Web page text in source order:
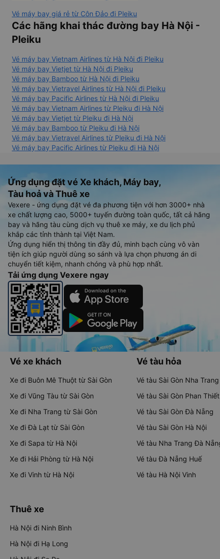
Vé máy bay giá rẻ từ Côn Đảo đi Pleiku
Các hãng khai thác đường bay Hà Nội -
Pleiku
Vé máy bay Vietnam Airlines từ Hà Nội đi Pleiku
Vé máy bay Vietjet từ Hà Nội đi Pleiku
Vé máy bay Bamboo từ Hà Nội đi Pleiku
Vé máy bay Vietravel Airlines từ Hà Nội đi Pleiku
Vé máy bay Pacific Airlines từ Hà Nội đi Pleiku
Vé máy bay Vietnam Airlines từ Pleiku đi Hà Nội
Vé máy bay Vietjet từ Pleiku đi Hà Nội
Vé máy bay Bamboo từ Pleiku đi Hà Nội
Vé máy bay Vietravel Airlines từ Pleiku đi Hà Nội
Vé máy bay Pacific Airlines từ Pleiku đi Hà Nội
Ứng dụng đặt vé Xe khách, Máy bay,
Tàu hoả và Thuê xe
Vexere - ứng dụng đặt vé đa phương tiện với hơn 3000+ nhà
xe chất lượng cao, 5000+ tuyến đường toàn quốc, tất cả hãng
bay và hãng tàu cùng dịch vụ thuê xe máy, xe du lịch phủ
khắp các tỉnh thành tại Việt Nam.
Ứng dụng hiển thị thông tin đầy đủ, minh bạch cùng vô vàn
tiện ích giúp người dùng so sánh và lựa chọn phương án di
chuyển tiết kiệm, nhanh chóng và phù hợp nhất.
Tải ứng dụng Vexere ngay
Vé xe khách
Xe đi Buôn Mê Thuột từ Sài Gòn
Xe đi Vũng Tàu từ Sài Gòn
Xe đi Nha Trang từ Sài Gòn
Xe đi Đà Lạt từ Sài Gòn
Xe đi Sapa từ Hà Nội
Xe đi Hải Phòng từ Hà Nội
Xe đi Vinh từ Hà Nội
Vé tàu hỏa
Vé tàu Sài Gòn Nha Trang
Vé tàu Sài Gòn Phan Thiết
Vé tàu Sài Gòn Đà Nẵng
Vé tàu Sài Gòn Hà Nội
Vé tàu Nha Trang Đà
Vé tàu Đà Nẵng Huế
Vé tàu Hà Nội Vinh
Thuê xe
Hà Nội đi Ninh Bình
Hà Nội đi Hạ Long